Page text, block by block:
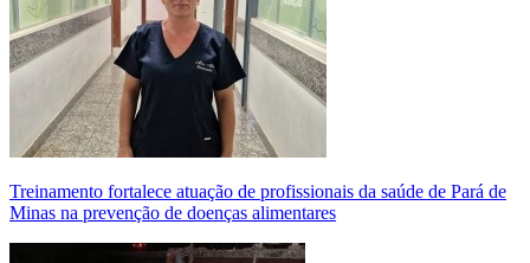
Treinamento fortalece atuação de profissionais da saúde de Pará de
Minas na prevenção de doenças alimentares